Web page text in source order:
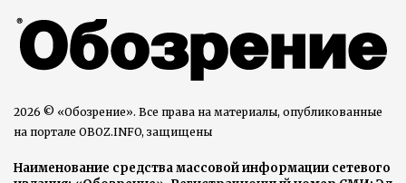
2026 © «Обозрение». Все права на материалы, опубликованные
на портале OBOZ.INFO, защищены
Наименование средства массовой информации сетевого